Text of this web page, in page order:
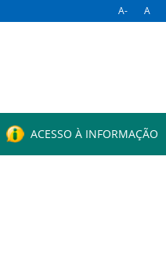
A- A
ACESSO À INFORMAÇÃO